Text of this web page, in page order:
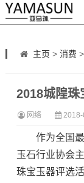
主页 > 消费
2018城隍珠
网络 2018-
作为全国最
玉石行业协会
珠宝玉器评选